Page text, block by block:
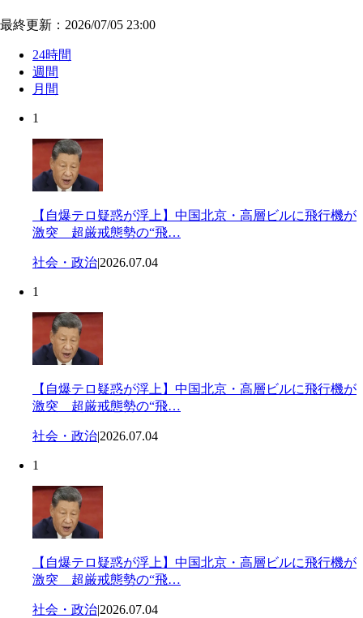
最終更新：2026/07/05 23:00
24時間
週間
月間
1
【自爆テロ疑惑が浮上】中国北京・高層ビルに飛行機が
激突 超厳戒態勢の“飛…
社会・政治|2026.07.04
1
【自爆テロ疑惑が浮上】中国北京・高層ビルに飛行機が
激突 超厳戒態勢の“飛…
社会・政治|2026.07.04
1
【自爆テロ疑惑が浮上】中国北京・高層ビルに飛行機が
激突 超厳戒態勢の“飛…
社会・政治|2026.07.04